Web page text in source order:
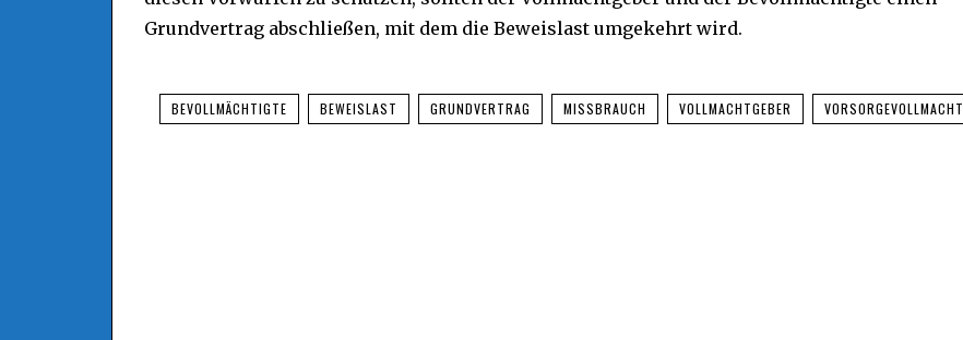
Grundvertrag abschließen, mit dem die Beweislast umgekehrt wird.
BEVOLLMÄCHTIGTE BEWEISLAST GRUNDVERTRAG MISSBRAUCH VOLLMACHTGEBER VORSORGEVOLLMACHT